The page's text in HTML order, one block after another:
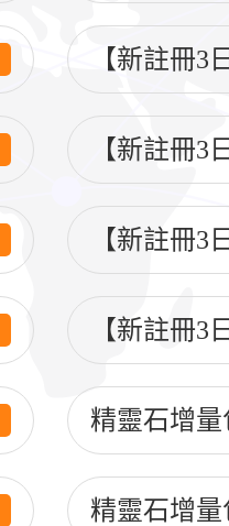
【新註冊3
【新註冊3
【新註冊3
【新註冊3
精靈石增量
精靈石增量